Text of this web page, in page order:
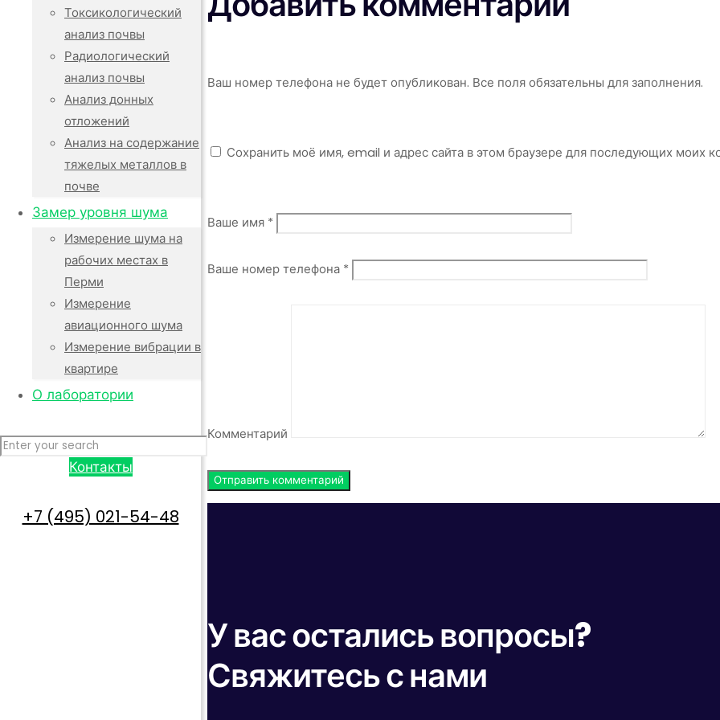
Токсикологический
анализ почвы
Радиологический
анализ почвы
Анализ донных
отложений
Анализ на содержание
тяжелых металлов в
почве
Замер уровня шума
Измерение шума на
рабочих местах в
Перми
Измерение
авиационного шума
Измерение вибрации в
квартире
О лаборатории
Контакты
+7 (495) 021-54-48
Ваш номер телефона не будет опубликован. Все поля обязательны для заполнения.
Комментарий
Ваше имя *
Сохранить моё имя, email и адрес сайта в этом браузере для последующих моих
Ваше номер телефона *
У вас остались вопросы?
Свяжитесь с нами